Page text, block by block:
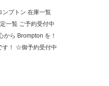
ンプトン 在庫一覧
一覧 ご予約受付中
から Brompton を！
す！ ☆御予約受付中